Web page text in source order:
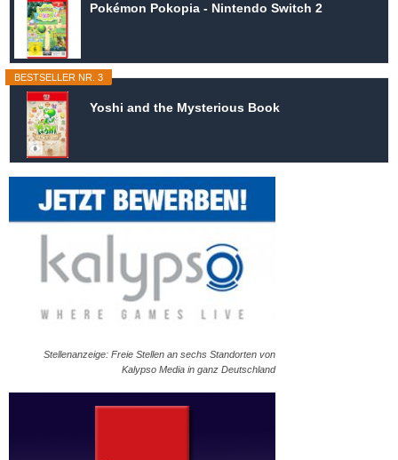
Pokémon Pokopia - Nintendo Switch 2
BESTSELLER NR. 3
Yoshi and the Mysterious Book
Stellenanzeige: Freie Stellen an sechs Standorten von
Kalypso Media in ganz Deutschland